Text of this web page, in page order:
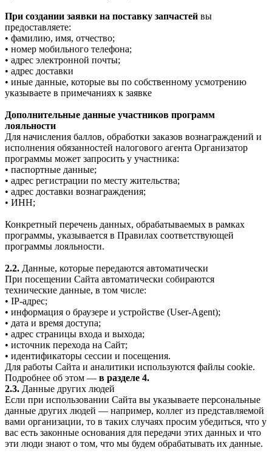
При создании заявки на поставку запчастей вы
предоставляете:
• фамилию, имя, отчество;
• номер мобильного телефона;
• адрес электронной почты;
• адрес доставки
• иные данные, которые вы по собственному усмотрению
указываете в примечаниях к заявке
Дополнительные данные участников программ
лояльности
Для начисления баллов, обработки заказов вознаграждений и
исполнения обязанностей налогового агента Организатор
программы может запросить у участника:
• паспортные данные;
• адрес регистрации по месту жительства;
• адрес доставки вознаграждения;
• ИНН;
Конкретный перечень данных, обрабатываемых в рамках
программы, указывается в Правилах соответствующей
программы лояльности.
2.2. Данные, которые передаются автоматически
При посещении Сайта автоматически собираются
технические данные, в том числе:
• IP-адрес;
• информация о браузере и устройстве (User-Agent);
• дата и время доступа;
• адрес страницы входа и выхода;
• источник перехода на Сайт;
• идентификаторы сессии и посещения.
Для работы Сайта и аналитики используются файлы cookie.
Подробнее об этом — в разделе 4.
2.3. Данные других людей
Если при использовании Сайта вы указываете персональные
данные других людей — например, коллег из представляемой
вами организации, то в таких случаях просим убедиться, что у
вас есть законные основания для передачи этих данных и что
эти люди знают о том, что мы будем обрабатывать их данные.